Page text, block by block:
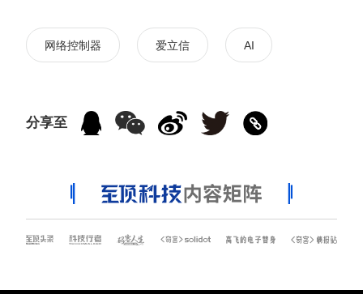
网络控制器 爱立信 AI
分享至